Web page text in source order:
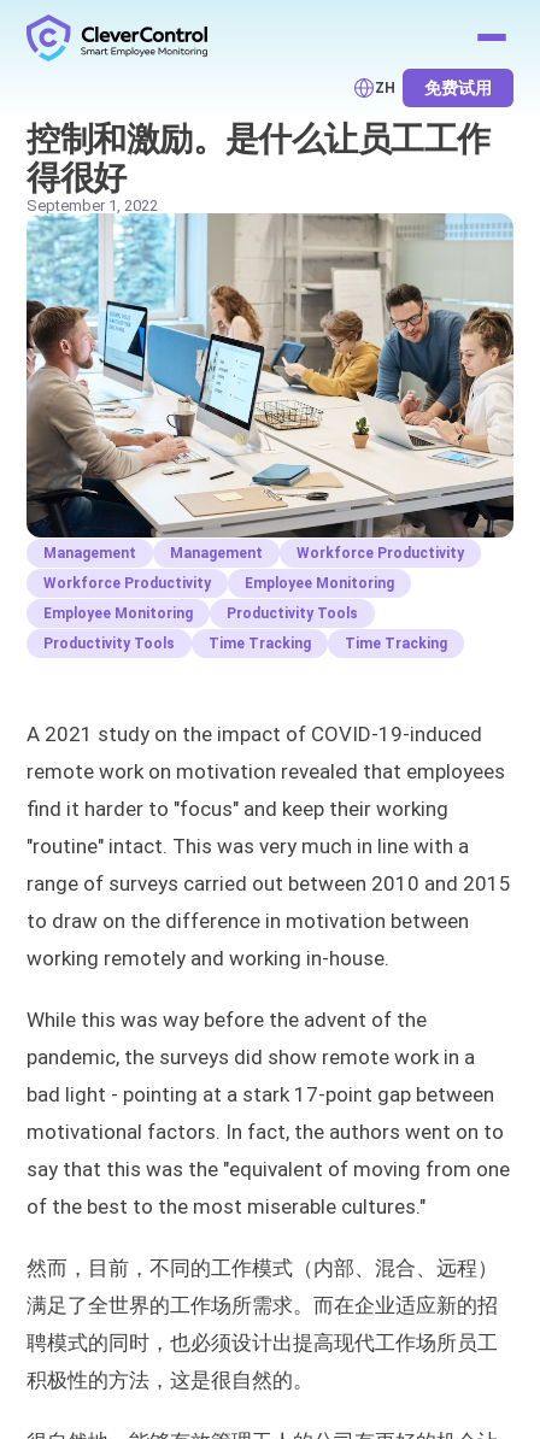
ZH 免费试用
控制和激励。是什么让员工工作
得很好
September 1, 2022
Management Management
Workforce Productivity
Workforce Productivity
Employee Monitoring
Employee Monitoring
Productivity Tools
Productivity Tools
Time Tracking Time Tracking
A 2021 study on the impact of COVID-19-induced
remote work on motivation revealed that employees
find it harder to "focus" and keep their working
"routine" intact. This was very much in line with a
range of surveys carried out between 2010 and 2015
to draw on the difference in motivation between
working remotely and working in-house.
While this was way before the advent of the
pandemic, the surveys did show remote work in a
bad light - pointing at a stark 17-point gap between
motivational factors. In fact, the authors went on to
say that this was the "equivalent of moving from one
of the best to the most miserable cultures."
然而，目前，不同的工作模式（内部、混合、远程）
满足了全世界的工作场所需求。而在企业适应新的招
聘模式的同时，也必须设计出提高现代工作场所员工
积极性的方法，这是很自然的。